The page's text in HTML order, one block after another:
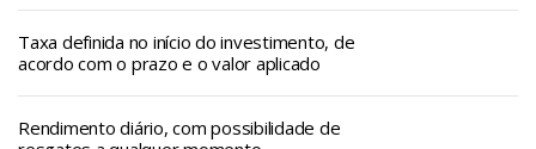
Taxa definida no início do investimento, de
acordo com o prazo e o valor aplicado
Rendimento diário, com possibilidade de